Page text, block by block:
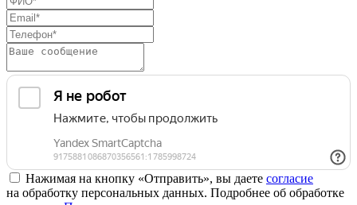
Нажимая на кнопку «Отправить», вы даете согласие
на обработку персональных данных. Подробнее об обработке